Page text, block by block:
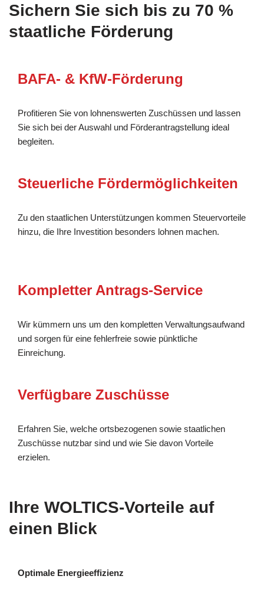
Sichern Sie sich bis zu 70 %
staatliche Förderung
BAFA- & KfW-Förderung
Profitieren Sie von lohnenswerten Zuschüssen und lassen
Sie sich bei der Auswahl und Förderantragstellung ideal
begleiten.
Steuerliche Fördermöglichkeiten
Zu den staatlichen Unterstützungen kommen Steuervorteile
hinzu, die Ihre Investition besonders lohnen machen.
Kompletter Antrags-Service
Wir kümmern uns um den kompletten Verwaltungsaufwand
und sorgen für eine fehlerfreie sowie pünktliche
Einreichung.
Verfügbare Zuschüsse
Erfahren Sie, welche ortsbezogenen sowie staatlichen
Zuschüsse nutzbar sind und wie Sie davon Vorteile
erzielen.
Ihre WOLTICS-Vorteile auf
einen Blick
Optimale Energieeffizienz